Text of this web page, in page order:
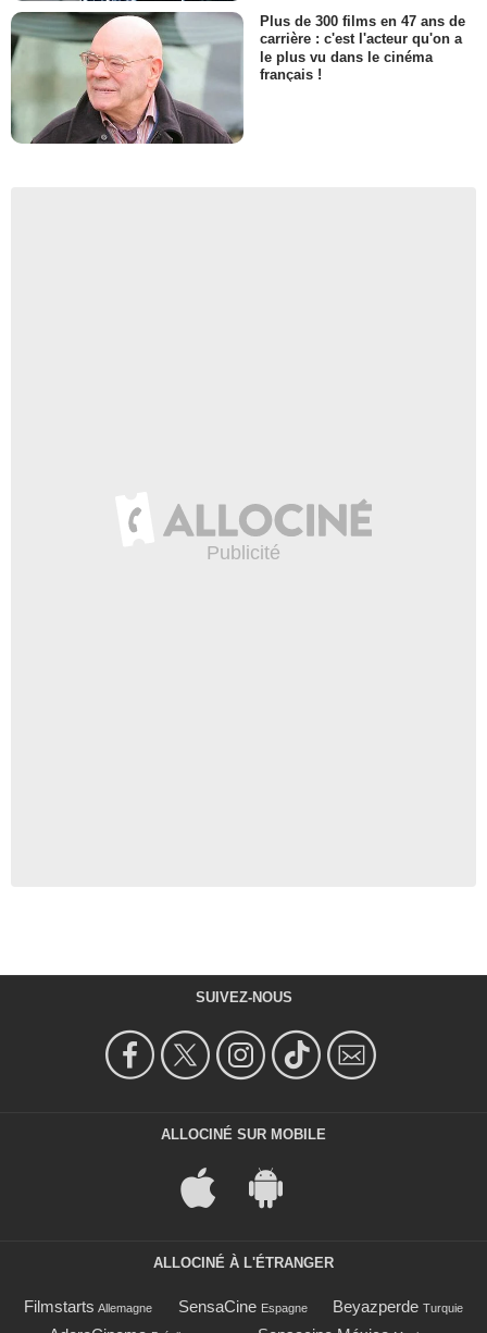
Plus de 300 films en 47 ans de
carrière : c'est l'acteur qu'on a
le plus vu dans le cinéma
français !
SUIVEZ-NOUS
ALLOCINÉ SUR MOBILE
ALLOCINÉ À L'ÉTRANGER
Filmstarts Allemagne SensaCine Espagne Beyazperde Turquie